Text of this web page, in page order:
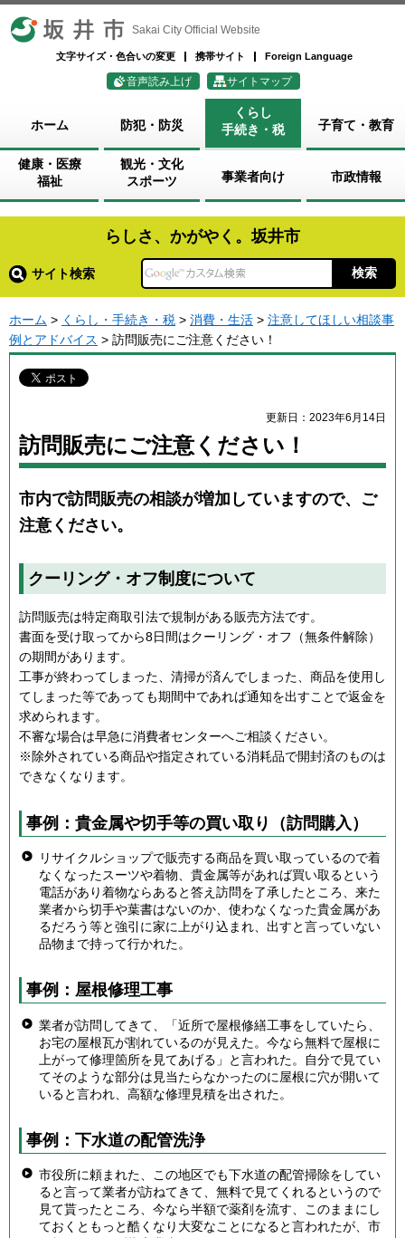
坂井市 Sakai City Official Website
文字サイズ・色合いの変更 携帯サイト Foreign Language
音声読み上げ サイトマップ
ホーム 防犯・防災
くらし
手続き・税
子育て・教育
健康・医療
福祉
観光・文化
スポーツ
事業者向け 市政情報
らしさ、かがやく。坂井市
サイト検索
ホーム > くらし・手続き・税 > 消費・生活 > 注意してほしい相談事
例とアドバイス > 訪問販売にご注意ください！
更新日：2023年6月14日
訪問販売にご注意ください！
市内で訪問販売の相談が増加していますので、ご
注意ください。
クーリング・オフ制度について
訪問販売は特定商取引法で規制がある販売方法です。
書面を受け取ってから8日間はクーリング・オフ（無条件解除）
の期間があります。
工事が終わってしまった、清掃が済んでしまった、商品を使用し
てしまった等であっても期間中であれば通知を出すことで返金を
求められます。
不審な場合は早急に消費者センターへご相談ください。
※除外されている商品や指定されている消耗品で開封済のものは
できなくなります。
事例：貴金属や切手等の買い取り（訪問購入）
リサイクルショップで販売する商品を買い取っているので着
なくなったスーツや着物、貴金属等があれば買い取るという
電話があり着物ならあると答え訪問を了承したところ、来た
業者から切手や葉書はないのか、使わなくなった貴金属があ
るだろう等と強引に家に上がり込まれ、出すと言っていない
品物まで持って行かれた。
事例：屋根修理工事
業者が訪問してきて、「近所で屋根修繕工事をしていたら、
お宅の屋根瓦が割れているのが見えた。今なら無料で屋根に
上がって修理箇所を見てあげる」と言われた。自分で見てい
てそのような部分は見当たらなかったのに屋根に穴が開いて
いると言われ、高額な修理見積を出された。
事例：下水道の配管洗浄
市役所に頼まれた、この地区でも下水道の配管掃除をしてい
ると言って業者が訪ねてきて、無料で見てくれるというので
見て貰ったところ、今なら半額で薬剤を流す、このままにし
ておくともっと酷くなり大変なことになると言われたが、市